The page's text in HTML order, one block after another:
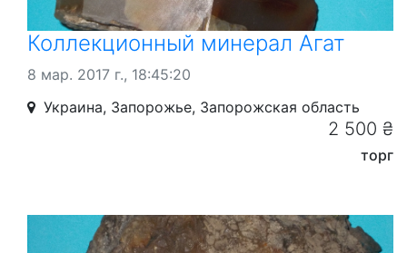
Коллекционный минерал Агат
8 мар. 2017 г., 18:45:20
Украина, Запорожье, Запорожская область
2 500 ₴
торг